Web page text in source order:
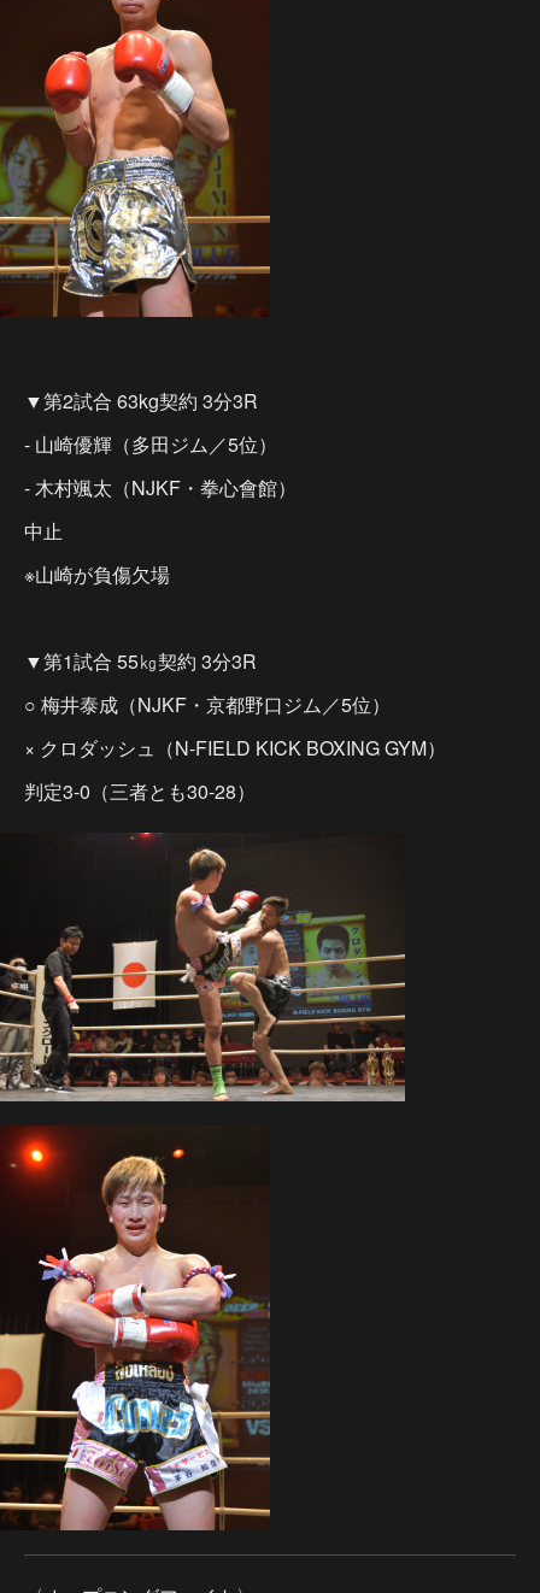
▼第2試合 63kg契約 3分3R
- 山崎優輝（多田ジム／5位）
- 木村颯太（NJKF・拳心會館）
中止
※山崎が負傷欠場
▼第1試合 55㎏契約 3分3R
○ 梅井泰成（NJKF・京都野口ジム／5位）
× クロダッシュ（N-FIELD KICK BOXING GYM）
判定3-0（三者とも30-28）